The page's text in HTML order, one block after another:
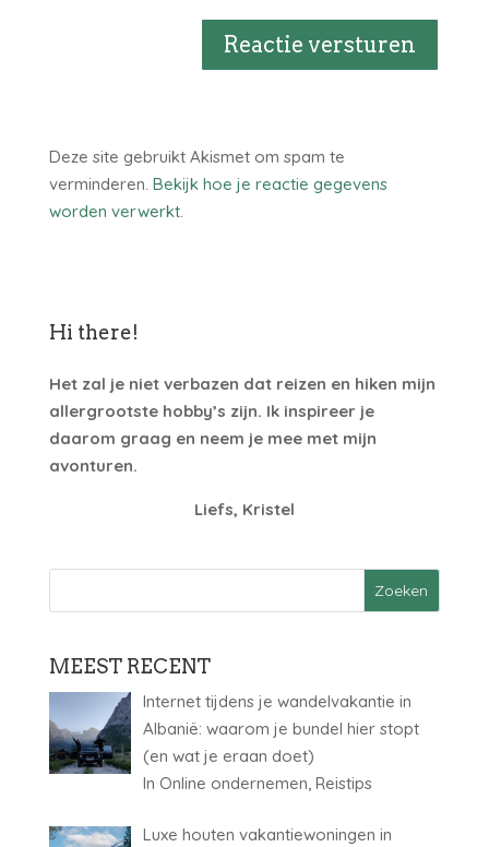
Reactie versturen
Deze site gebruikt Akismet om spam te
verminderen. Bekijk hoe je reactie gegevens
worden verwerkt.
Hi there!
Het zal je niet verbazen dat reizen en hiken mijn
allergrootste hobby’s zijn. Ik inspireer je
daarom graag en neem je mee met mijn
avonturen.
Liefs, Kristel
MEEST RECENT
Internet tijdens je wandelvakantie in
Albanië: waarom je bundel hier stopt
(en wat je eraan doet)
In Online ondernemen, Reistips
Luxe houten vakantiewoningen in